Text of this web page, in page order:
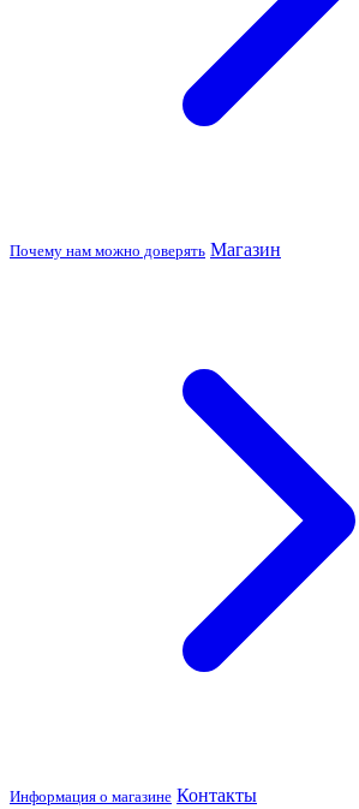
Почему нам можно доверять Магазин
Информация о магазине Контакты